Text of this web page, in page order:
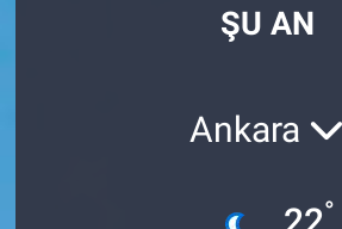
ŞU AN
Ankara
°